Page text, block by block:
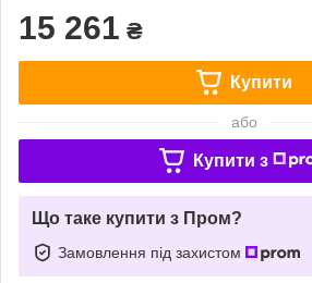
15 261 ₴
Купити
або
Купити з
Що таке купити з Пром?
Замовлення під захистом